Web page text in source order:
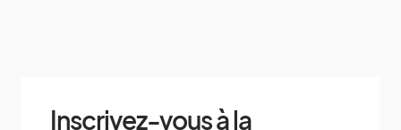
Inscrivez-vous à la